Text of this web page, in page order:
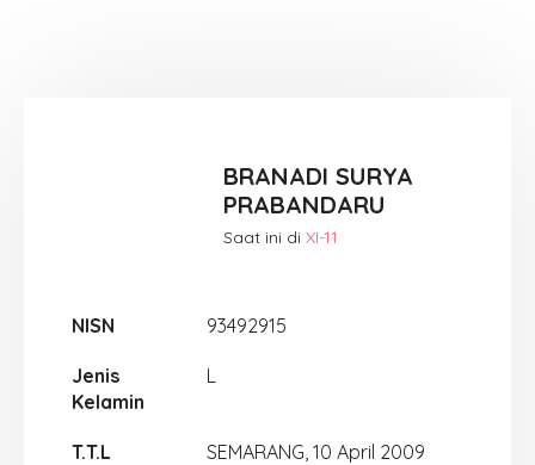
BRANADI SURYA
PRABANDARU
Saat ini di XI-11
NISN 93492915
Jenis
Kelamin
L
T.T.L SEMARANG, 10 April 2009